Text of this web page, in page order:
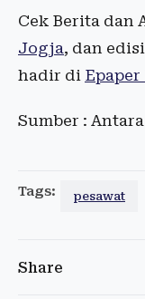
Cek Berita dan
Jogja, dan
hadir di
Sumber : Antara
Tags: pesawat
Share